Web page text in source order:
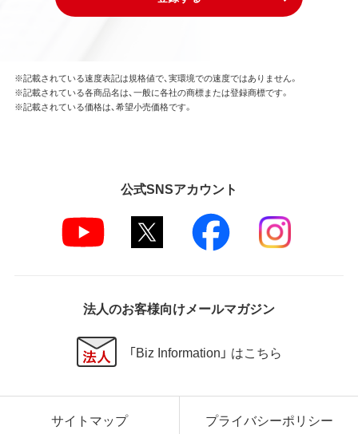
※記載されている速度表記は規格値で、実環境での速度ではありません。
※記載されている各商品名は、一般に各社の商標または登録商標です。
※記載されている価格は、希望小売価格です。
公式SNSアカウント
法人のお客様向けメールマガジン
「Biz Information」 はこちら
サイトマップ プライバシーポリシー